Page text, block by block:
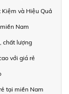
và Hiệu Quả
Nam
chất lượng
với giá rẻ
tại miền Nam